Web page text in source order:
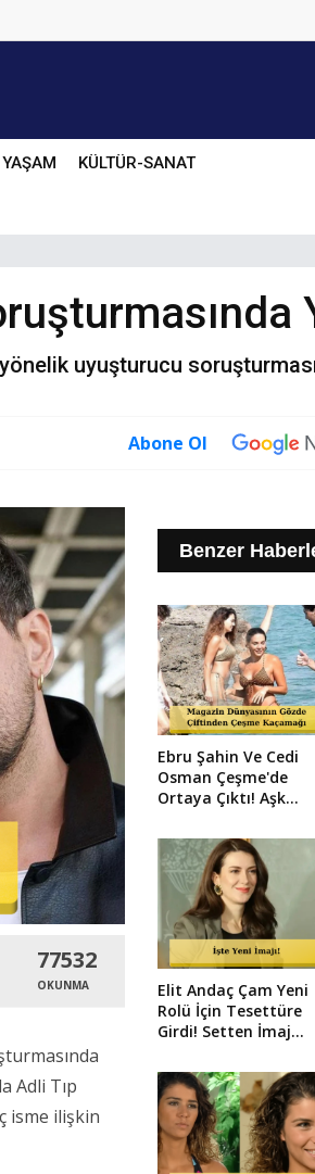
YAŞAM KÜLTÜR-SANAT
uyuşturucu
Abone Ol
77532
OKUNMA
Adli Tıp
isme ilişkin
Benzer
Ebru Şahin Ve Cedi
Osman Çeşme'de
Ortaya Çıktı! Aşk
Gündemde
Elit Andaç Çam Yeni
Rolü İçin Tesettüre
Girdi! Setten İmaj